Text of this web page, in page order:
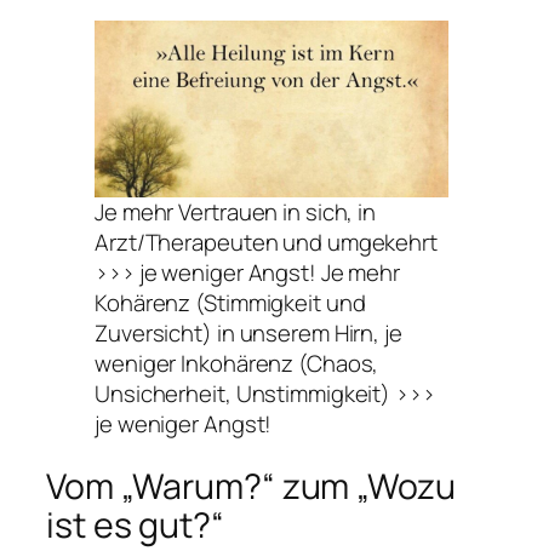
Je mehr Vertrauen in sich, in
Arzt/Therapeuten und umgekehrt
>>> je weniger Angst! Je mehr
Kohärenz (Stimmigkeit und
Zuversicht) in unserem Hirn, je
weniger Inkohärenz (Chaos,
Unsicherheit, Unstimmigkeit) >>>
je weniger Angst!
Vom „Warum?“ zum „Wozu
ist es gut?“